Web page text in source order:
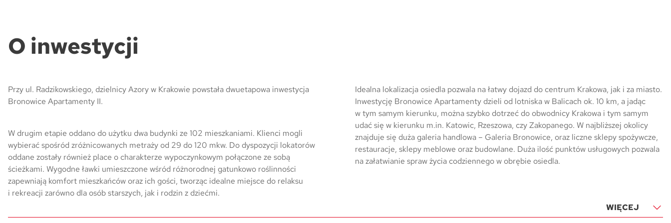
O inwestycji
Przy ul. Radzikowskiego, dzielnicy Azory w Krakowie powstała dwuetapowa inwestycja
Bronowice Apartamenty II.
W drugim etapie oddano do użytku dwa budynki ze 102 mieszkaniami. Klienci mogli
wybierać spośród zróżnicowanych metraży od 29 do 120 mkw. Do dyspozycji lokatorów
oddane zostały również place o charakterze wypoczynkowym połączone ze sobą
ścieżkami. Wygodne ławki umieszczone wśród różnorodnej gatunkowo roślinności
zapewniają komfort mieszkańców oraz ich gości, tworząc idealne miejsce do relaksu
i rekreacji zarówno dla osób starszych, jak i rodzin z dziećmi.
Idealna lokalizacja osiedla pozwala na łatwy dojazd do centrum Krakowa, jak i za miasto.
Inwestycję Bronowice Apartamenty dzieli od lotniska w Balicach ok. 10 km, a jadąc
w tym samym kierunku, można szybko dotrzeć do obwodnicy Krakowa i tym samym
udać się w kierunku m.in. Katowic, Rzeszowa, czy Zakopanego. W najbliższej okolicy
znajduje się duża galeria handlowa – Galeria Bronowice, oraz liczne sklepy spożywcze,
restauracje, sklepy meblowe oraz budowlane. Duża ilość punktów usługowych pozwala
na załatwianie spraw życia codziennego w obrębie osiedla.
WIĘCEJ